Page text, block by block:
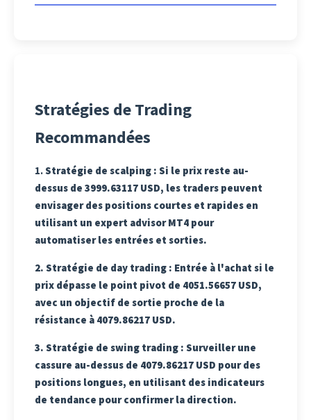
Stratégies de Trading
Recommandées
1.Stratégie de scalping : Si le prix reste au-
dessus de 3999.63117 USD, les traders peuvent
envisager des positions courtes et rapides en
utilisant un expert advisor MT4 pour
automatiser les entrées et sorties.
2. Stratégie de day trading : Entrée à l'achat si le
prix dépasse le point pivot de 4051.56657 USD,
avec un objectif de sortie proche de la
résistance à 4079.86217 USD.
3. Stratégie de swing trading : Surveiller une
cassure au-dessus de 4079.86217 USD pour des
positions longues, en utilisant des indicateurs
de tendance pour confirmer la direction.